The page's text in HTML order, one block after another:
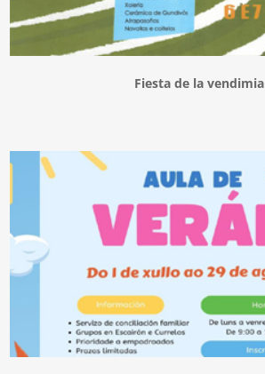
Fiesta de la vendimia